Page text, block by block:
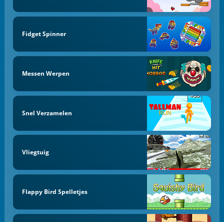
Fidget Spinner
Messen Werpen
Snel Verzamelen
Vliegtuig
Flappy Bird Spelletjes